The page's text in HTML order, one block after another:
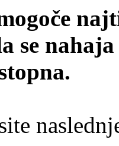
se